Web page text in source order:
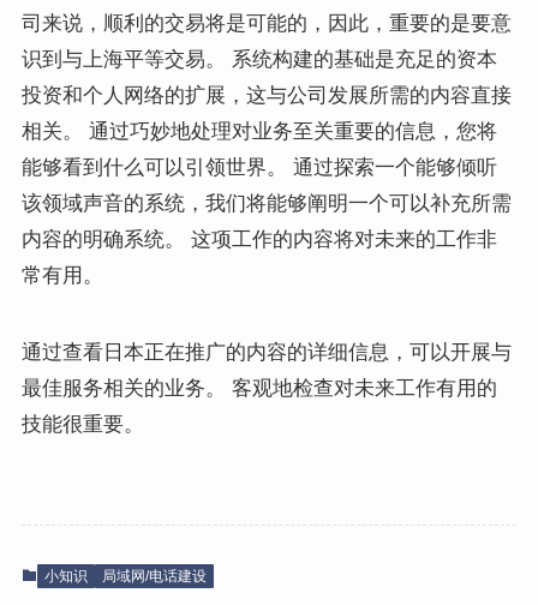
司来说，顺利的交易将是可能的，因此，重要的是要意
识到与上海平等交易。 系统构建的基础是充足的资本
投资和个人网络的扩展，这与公司发展所需的内容直接
相关。 通过巧妙地处理对业务至关重要的信息，您将
能够看到什么可以引领世界。 通过探索一个能够倾听
该领域声音的系统，我们将能够阐明一个可以补充所需
内容的明确系统。 这项工作的内容将对未来的工作非
常有用。
通过查看日本正在推广的内容的详细信息，可以开展与
最佳服务相关的业务。 客观地检查对未来工作有用的
技能很重要。
小知识 局域网/电话建设